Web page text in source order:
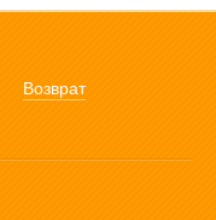
Возврат